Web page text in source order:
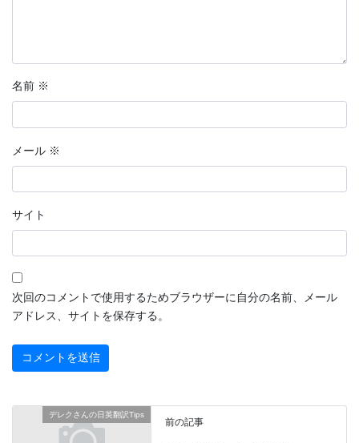
名前 ※
メール ※
サイト
次回のコメントで使用するためブラウザーに自分の名前、メール
アドレス、サイトを保存する。
デレクさんの日英翻訳Tips
前の記事